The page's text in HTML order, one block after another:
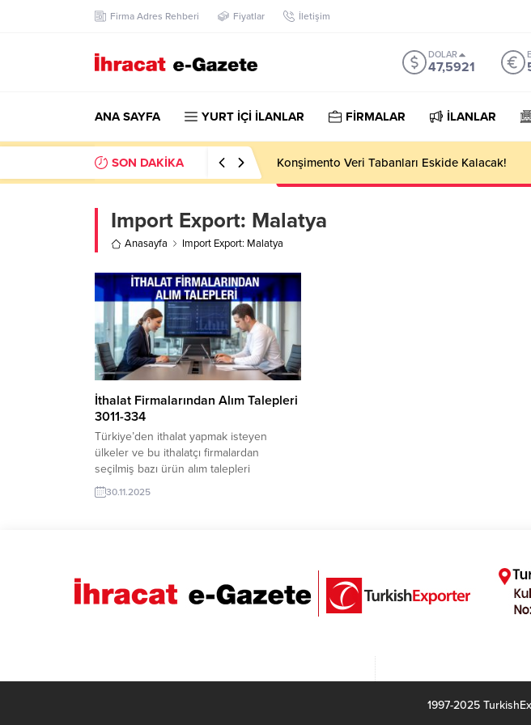
Firma Adres Rehberi Fiyatlar İletişim
DOLAR
47,5921
ANA SAYFA YURT İÇİ İLANLAR FİRMALAR İLANLAR
SON DAKİKA Konşimento Veri Tabanları Eskide Kalacak!
Import Export: Malatya
Anasayfa Import Export: Malatya
İthalat Firmalarından Alım Talepleri
3011-334
Türkiye’den ithalat yapmak isteyen
ülkeler ve bu ithalatçı firmalardan
seçilmiş bazı ürün alım talepleri
aşağıdadır: Mısır’dan Şeker Kağıdı
Makinesi İthalatı TalebiUkraynalı İthalatçı
İstiyorRomanya’dan İthalatçı, Türkiye’den
Baston İthal EdecekFransa Gül Yağı ve
30.11.2025
1997-2025